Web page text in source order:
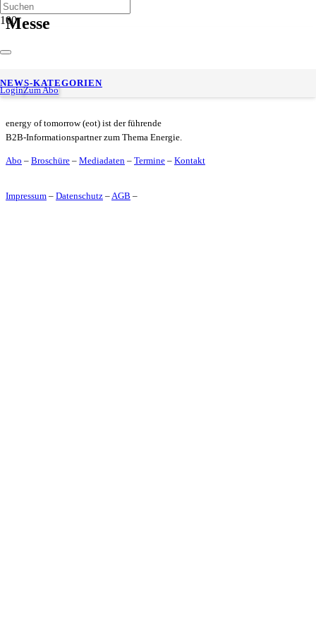
LoginZum Abo
NEWS-KATEGORIEN
Messe
UNITI expo 2026: Das sind die Highlights vor Ort
energy of tomorrow (eot) ist der führende
B2B-Informationspartner zum Thema Energie.
Abo – Broschüre – Mediadaten – Termine – Kontakt
Impressum – Datenschutz –AGB –